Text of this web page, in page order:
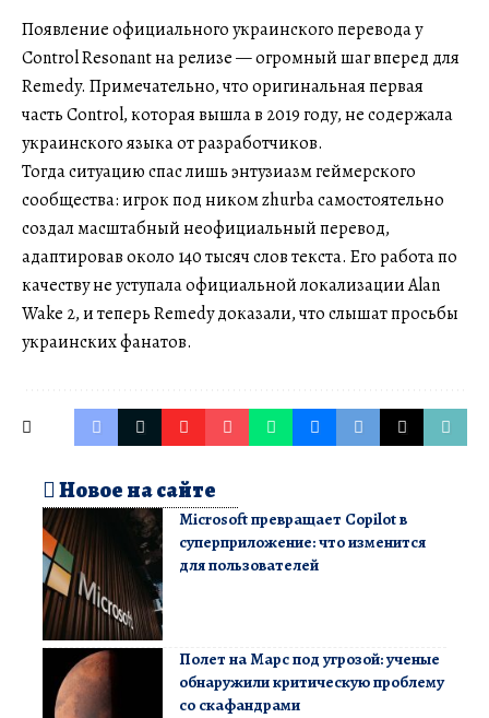
Появление официального украинского перевода у
Control Resonant на релизе — огромный шаг вперед для
Remedy. Примечательно, что оригинальная первая
часть Control, которая вышла в 2019 году, не содержала
украинского языка от разработчиков.
Тогда ситуацию спас лишь энтузиазм геймерского
сообщества: игрок под ником zhurba самостоятельно
создал масштабный неофициальный перевод,
адаптировав около 140 тысяч слов текста. Его работа по
качеству не уступала официальной локализации Alan
Wake 2, и теперь Remedy доказали, что слышат просьбы
украинских фанатов.
Новое на сайте
Microsoft превращает Copilot в
суперприложение: что изменится
для пользователей
Полет на Марс под угрозой: ученые
обнаружили критическую проблему
со скафандрами